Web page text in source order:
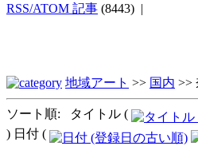
RSS/ATOM 記事 (8443) |
地域アート >> 国内 >>
ソート順: タイトル (
) 日付 (